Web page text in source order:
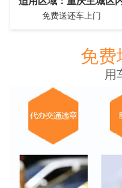
免费送还车上门
免费
用